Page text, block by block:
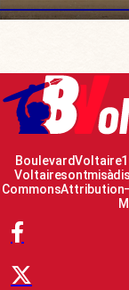
Boulevard Voltaire
Voltaire sont mis à
Commons Attribution